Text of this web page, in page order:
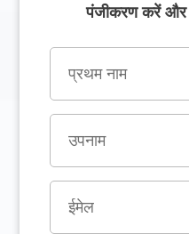
पंजीकरण करें और